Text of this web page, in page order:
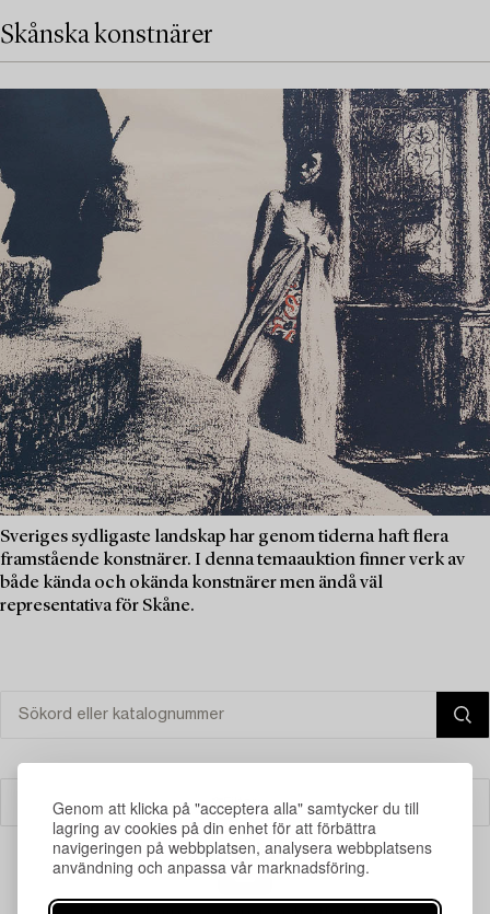
Genom att klicka på "acceptera alla" samtycker du till
lagring av cookies på din enhet för att förbättra
navigeringen på webbplatsen, analysera webbplatsens
användning och anpassa vår marknadsföring.
Skånska konstnärer
Sveriges sydligaste landskap har genom tiderna haft flera
framstående konstnärer. I denna temaauktion finner verk av
både kända och okända konstnärer men ändå väl
representativa för Skåne.
Filter